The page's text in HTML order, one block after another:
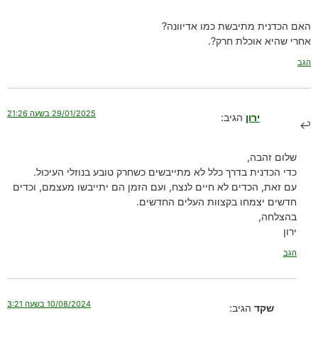
האם הכדנית מתיבשת כמו אדיוונה?
אחרי שהיא אוכלת חרק?.
הגב
ירון הגיב: 29/01/2025 בשעה 21:26
שלום זהבה,
כדי הכדנית בדרך כלל לא מתייבשים כשחרק טובע בנוזלי העיכול.
עם זאת, הכדים לא חיים לנצח, ועם הזמן הם יתייבשו מעצמם, וכדים
חדשים יצמחו בקצוות העלים החדשים.
בהצלחה,
ירון
הגב
שקד הגיב: 10/08/2024 בשעה 3:21